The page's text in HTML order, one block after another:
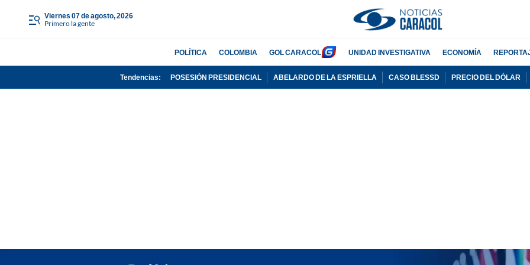
viernes 07 de agosto, 2026
Primero la gente
POLÍTICA COLOMBIA GOL CARACOL UNIDAD INVESTIGATIVA ECONOMÍA
Tendencias: POSESIÓN PRESIDENCIAL ABELARDO DE LA ESPRIELLA CASO BLESSD PRECIO DEL DÓLAR